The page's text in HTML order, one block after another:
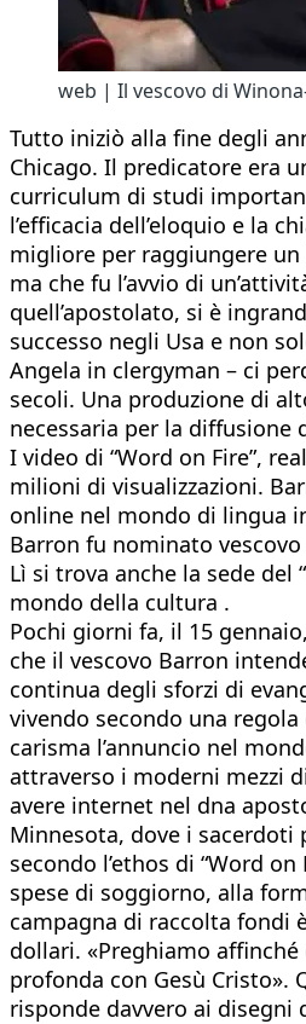
web | Il vescovo di
Tutto iniziò alla fine degli
Chicago. Il predicatore era
curriculum di studi
l’efficacia dell’eloquio e la
migliore per raggiungere un
ma che fu l’avvio di
quell’apostolato, si è
successo negli Usa e non
Angela in clergyman – ci
secoli. Una produzione di
necessaria per la
I video di “Word on Fire”,
milioni di visualizzazioni.
online nel mondo di lingua
Barron fu nominato
Lì si trova anche la sede
mondo della cultura .
Pochi giorni fa, il 15
che il vescovo Barron
continua degli sforzi di
vivendo secondo una
carisma l’annuncio nel
attraverso i moderni mezzi
avere internet nel dna
Minnesota, dove i sacerdoti
secondo l’ethos di “Word
spese di soggiorno, alla
campagna di raccolta fondi
dollari. «Preghiamo
profonda con Gesù Cristo».
risponde davvero ai disegni